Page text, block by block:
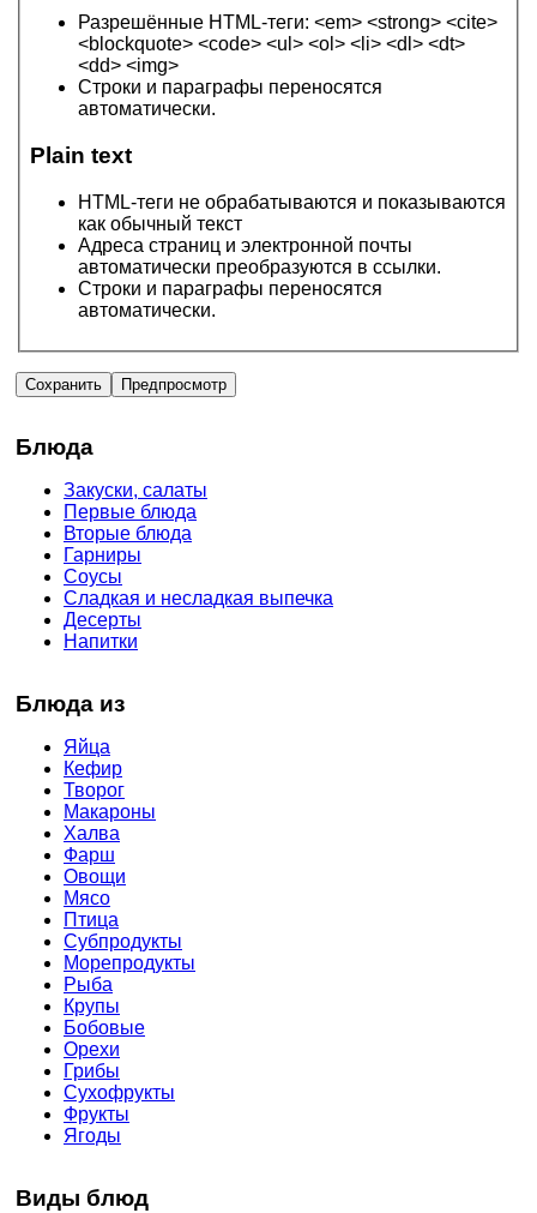
Разрешённые HTML-теги: <em> <strong> <cite>
<blockquote> <code> <ul> <ol> <li> <dl> <dt>
<dd> <img>
Строки и параграфы переносятся
автоматически.
Plain text
HTML-теги не обрабатываются и показываются
как обычный текст
Адреса страниц и электронной почты
автоматически преобразуются в ссылки.
Строки и параграфы переносятся
автоматически.
Блюда
Закуски, салаты
Первые блюда
Вторые блюда
Гарниры
Соусы
Сладкая и несладкая выпечка
Десерты
Напитки
Блюда из
Яйца
Кефир
Творог
Макароны
Халва
Фарш
Овощи
Мясо
Птица
Субпродукты
Морепродукты
Рыба
Крупы
Бобовые
Орехи
Грибы
Сухофрукты
Фрукты
Ягоды
Виды блюд